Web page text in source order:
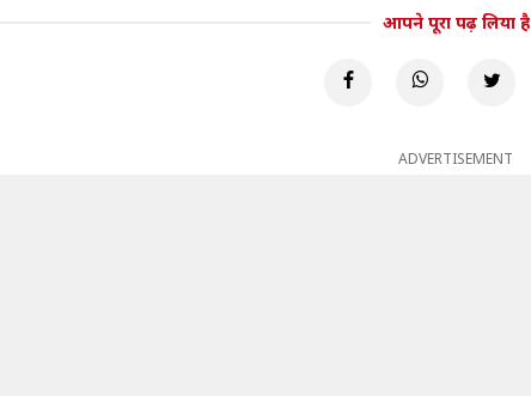
आपने पूरा पढ़ लिया है
ADVERTISEMENT